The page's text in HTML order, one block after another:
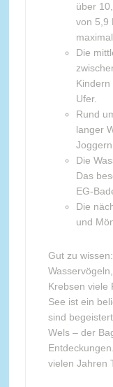
über
von 5,9
Die
Ufer.
Rund
langer
Die
Das
EG-
Die
und
Gut zu
Krebsen viele
See ist ein
sind
Wels – der
vielen Jahren